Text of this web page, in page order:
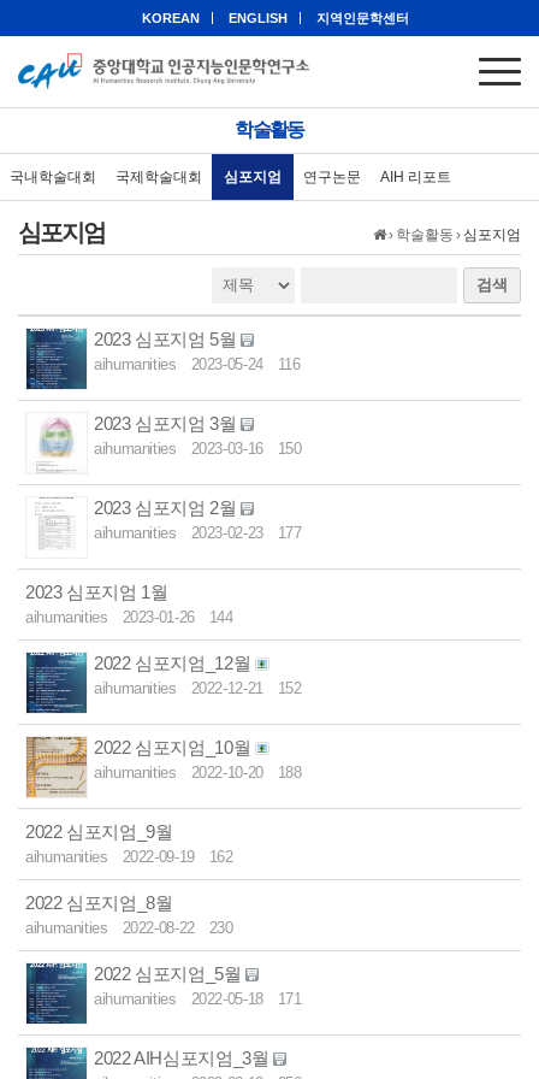
KOREAN ENGLISH 지역인문학센터
학술활동
국내학술대회 국제학술대회 심포지엄 연구논문 AIH 리포트
› 학술활동 › 심포지엄
심포지엄
검색
2023 심포지엄 5월
aihumanities 2023-05-24 116
2023 심포지엄 3월
aihumanities 2023-03-16 150
2023 심포지엄 2월
aihumanities 2023-02-23 177
2023 심포지엄 1월
aihumanities 2023-01-26 144
2022 심포지엄_12월
aihumanities 2022-12-21 152
2022 심포지엄_10월
aihumanities 2022-10-20 188
2022 심포지엄_9월
aihumanities 2022-09-19 162
2022 심포지엄_8월
aihumanities 2022-08-22 230
2022 심포지엄_5월
aihumanities 2022-05-18 171
2022 AIH심포지엄_3월